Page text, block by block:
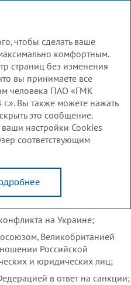
в области прав человека?
2024 году
информация
имеющихся в распоряжении
дату подготовки Отчета
могли оказать
в том числе:
на Украине;
Великобританией
Российской
и юридических лиц;
в ответ на санкции;
чтобы сделать ваше
комфортным.
страниц без изменения
вы принимаете все
человека ПАО «ГМК
Вы также можете нажать
это сообщение.
настройки Cookies
соответствующим